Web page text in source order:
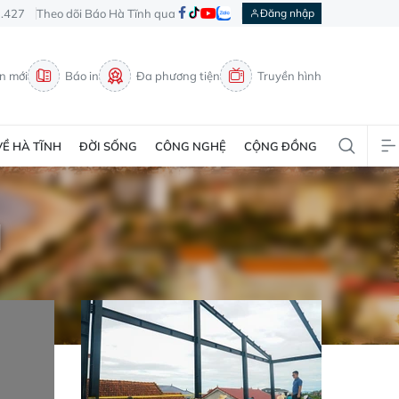
Theo dõi Báo Hà Tĩnh qua Đăng nhập
mới Báo in Đa phương tiện Truyền hình
HÀ TĨNH ĐỜI SỐNG CÔNG NGHỆ CỘNG ĐỒNG